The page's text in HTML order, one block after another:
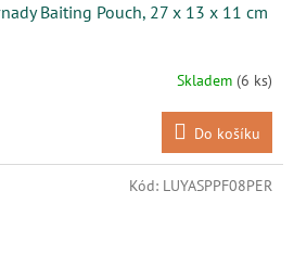
Baiting Pouch, 27 x 13 x 11 cm
Skladem (6 ks)
Do košíku
Kód: LUYASPPF08PER